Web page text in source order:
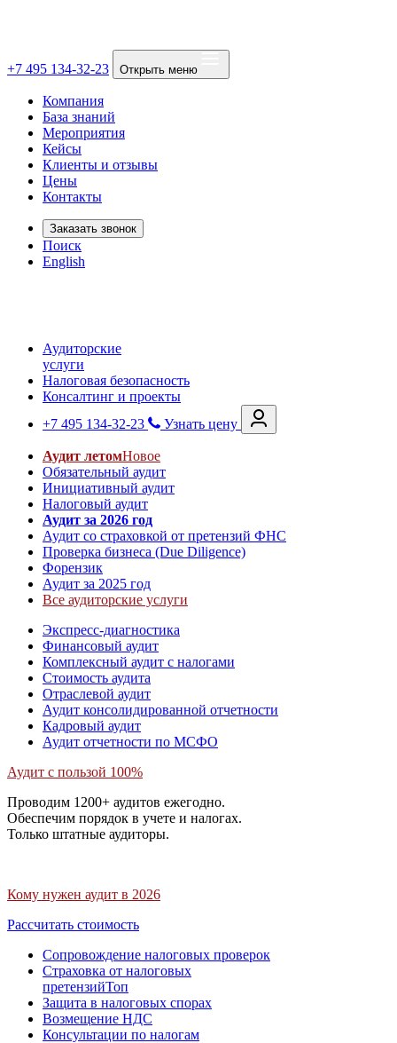
+7 495 134-32-23 Открыть меню
Компания
База знаний
Мероприятия
Кейсы
Клиенты и отзывы
Цены
Контакты
Заказать звонок
Поиск
English
Аудиторские
услуги
Налоговая безопасность
Консалтинг и проекты
+7 495 134-32-23
Узнать цену
Аудит летомНовое
Обязательный аудит
Инициативный аудит
Налоговый аудит
Аудит за 2026 год
Аудит со страховкой от претензий ФНС
Проверка бизнеса (Due Diligence)
Форензик
Аудит за 2025 год
Все аудиторские услуги
Экспресс-диагностика
Финансовый аудит
Комплексный аудит с налогами
Стоимость аудита
Отраслевой аудит
Аудит консолидированной отчетности
Кадровый аудит
Аудит отчетности по МСФО
Аудит с пользой 100%
Проводим 1200+ аудитов ежегодно.
Обеспечим порядок в учете и налогах.
Только штатные аудиторы.
Кому нужен аудит в 2026
Рассчитать стоимость
Сопровождение налоговых проверок
Страховка от налоговых
претензийТоп
Защита в налоговых спорах
Возмещение НДС
Консультации по налогам